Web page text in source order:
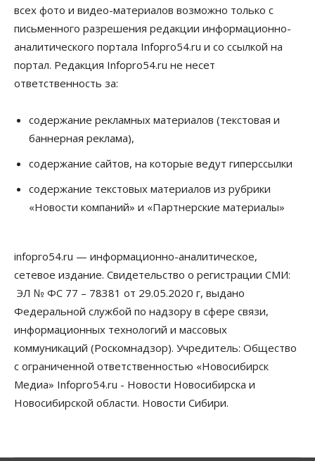
всех фото и видео-материалов возможно только с
письменного разрешения редакции информационно-
аналитического портала Infopro54.ru и со ссылкой на
портал. Редакция Infopro54.ru не несет
ответственность за:
содержание рекламных материалов (текстовая и
баннерная реклама),
содержание сайтов, на которые ведут гиперссылки
содержание текстовых материалов из рубрики
«Новости компаний» и «Партнерские материалы»
infopro54.ru — информационно-аналитическое,
сетевое издание. Свидетельство о регистрации СМИ:
ЭЛ № ФС 77 – 78381 от 29.05.2020 г, выдано
Федеральной службой по надзору в сфере связи,
информационных технологий и массовых
коммуникаций (Роскомнадзор). Учредитель: Общество
с ограниченной ответственностью «Новосибирск
Медиа» Infopro54.ru - Новости Новосибирска и
Новосибирской области. Новости Сибири.